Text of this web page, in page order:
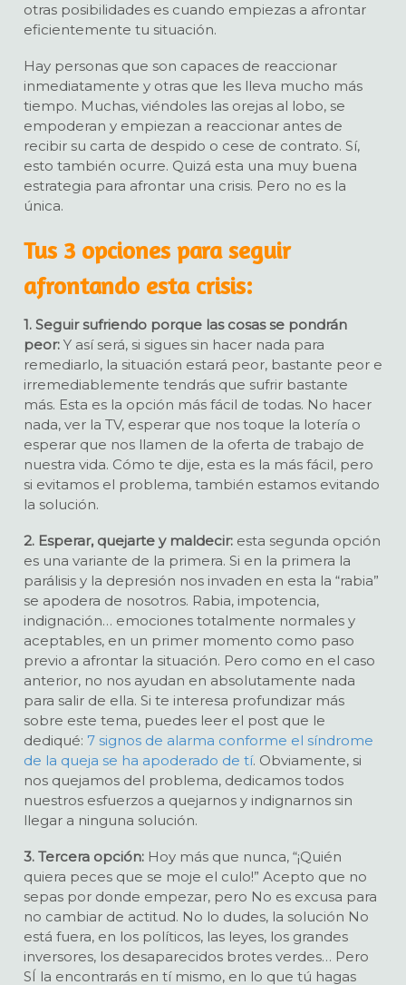
otras posibilidades es cuando empiezas a afrontar
eficientemente tu situación.
Hay personas que son capaces de reaccionar
inmediatamente y otras que les lleva mucho más
tiempo. Muchas, viéndoles las orejas al lobo, se
empoderan y empiezan a reaccionar antes de
recibir su carta de despido o cese de contrato. Sí,
esto también ocurre. Quizá esta una muy buena
estrategia para afrontar una crisis. Pero no es la
única.
Tus 3 opciones para seguir
afrontando esta crisis:
1. Seguir sufriendo porque las cosas se pondrán
peor:Y así será, si sigues sin hacer nada para
remediarlo, la situación estará peor, bastante peor e
irremediablemente tendrás que sufrir bastante
más. Esta es la opción más fácil de todas. No hacer
nada, ver la TV, esperar que nos toque la lotería o
esperar que nos llamen de la oferta de trabajo de
nuestra vida. Cómo te dije, esta es la más fácil, pero
si evitamos el problema, también estamos evitando
la solución.
2. Esperar, quejarte y maldecir: esta segunda opción
es una variante de la primera. Si en la primera la
parálisis y la depresión nos invaden en esta la “rabia”
se apodera de nosotros. Rabia, impotencia,
indignación… emociones totalmente normales y
aceptables, en un primer momento como paso
previo a afrontar la situación. Pero como en el caso
anterior, no nos ayudan en absolutamente nada
para salir de ella. Si te interesa profundizar más
sobre este tema, puedes leer el post que le
dediqué: 7 signos de alarma conforme el síndrome
de la queja se ha apoderado de tí. Obviamente, si
nos quejamos del problema, dedicamos todos
nuestros esfuerzos a quejarnos y indignarnos sin
llegar a ninguna solución.
3. Tercera opción: Hoy más que nunca, “¡Quién
quiera peces que se moje el culo!” Acepto que no
sepas por donde empezar, pero No es excusa para
no cambiar de actitud. No lo dudes, la solución No
está fuera, en los políticos, las leyes, los grandes
inversores, los desaparecidos brotes verdes… Pero
SÍ la encontrarás en tí mismo, en lo que tú hagas